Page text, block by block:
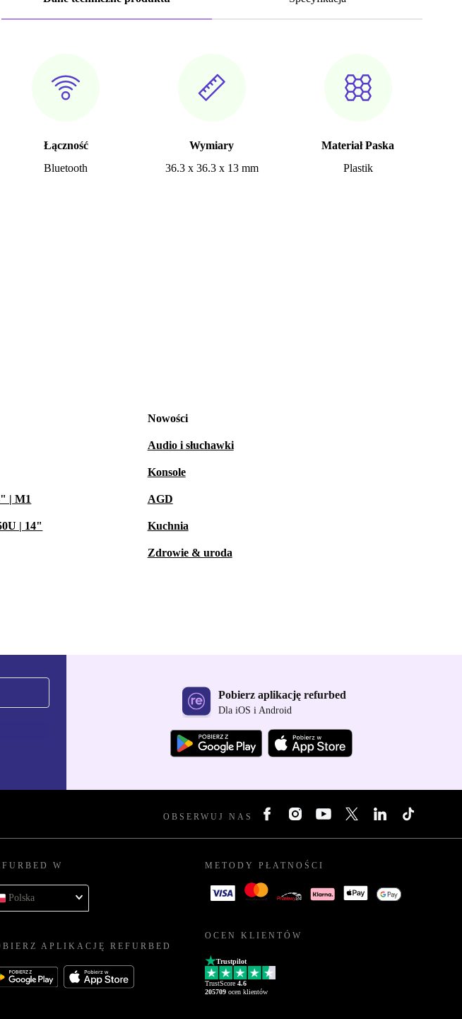
Łączność
Bluetooth
Wymiary
36.3 x 36.3 x 13 mm
Materiał Paska
Plastik
| M1
| 14"
Nowości
Audio i słuchawki
Konsole
AGD
Kuchnia
Zdrowie & uroda
Pobierz aplikację refurbed
Dla iOS i Android
OBSERWUJ NAS
W
Polska
APLIKACJĘ REFURBED
METODY PŁATNOŚCI
OCEN KLIENTÓW
Trustpilot
TrustScore 4.6
205709 ocen klientów